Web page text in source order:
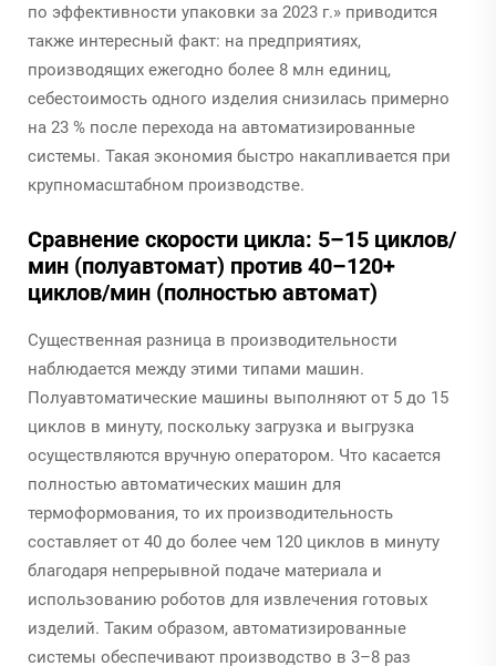
по эффективности упаковки за 2023 г.» приводится
также интересный факт: на предприятиях,
производящих ежегодно более 8 млн единиц,
себестоимость одного изделия снизилась примерно
на 23 % после перехода на автоматизированные
системы. Такая экономия быстро накапливается при
крупномасштабном производстве.
Сравнение скорости цикла: 5–15 циклов/
мин (полуавтомат) против 40–120+
циклов/мин (полностью автомат)
Существенная разница в производительности
наблюдается между этими типами машин.
Полуавтоматические машины выполняют от 5 до 15
циклов в минуту, поскольку загрузка и выгрузка
осуществляются вручную оператором. Что касается
полностью автоматических машин для
термоформования, то их производительность
составляет от 40 до более чем 120 циклов в минуту
благодаря непрерывной подаче материала и
использованию роботов для извлечения готовых
изделий. Таким образом, автоматизированные
системы обеспечивают производство в 3–8 раз